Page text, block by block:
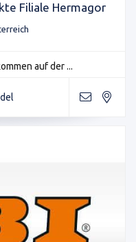
Filiale Hermagor
auf der ...